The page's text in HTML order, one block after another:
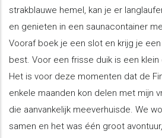
strakblauwe hemel, kan je er
en genieten in een saunacontainer
Vooraf boek je een slot en krijg je
best. Voor een frisse duik is een
Het is voor deze momenten dat de
enkele maanden kon delen met mijn
die aanvankelijk meeverhuisde. We
samen en het was één groot